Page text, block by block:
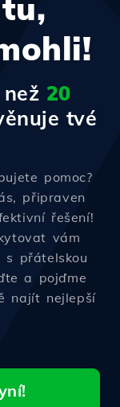
20
tvé
pomoc?
připraven
řešení!
vám
s přátelskou
a pojďme
najít nejlepší